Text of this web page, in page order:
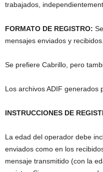
trabajados,
FORMATO DE REGISTRO:
mensajes enviados y recibidos.
Se prefiere Cabrillo, pero
Los archivos ADIF generados
INSTRUCCIONES DE
La edad del operador debe
enviados como en los
mensaje transmitido (con la